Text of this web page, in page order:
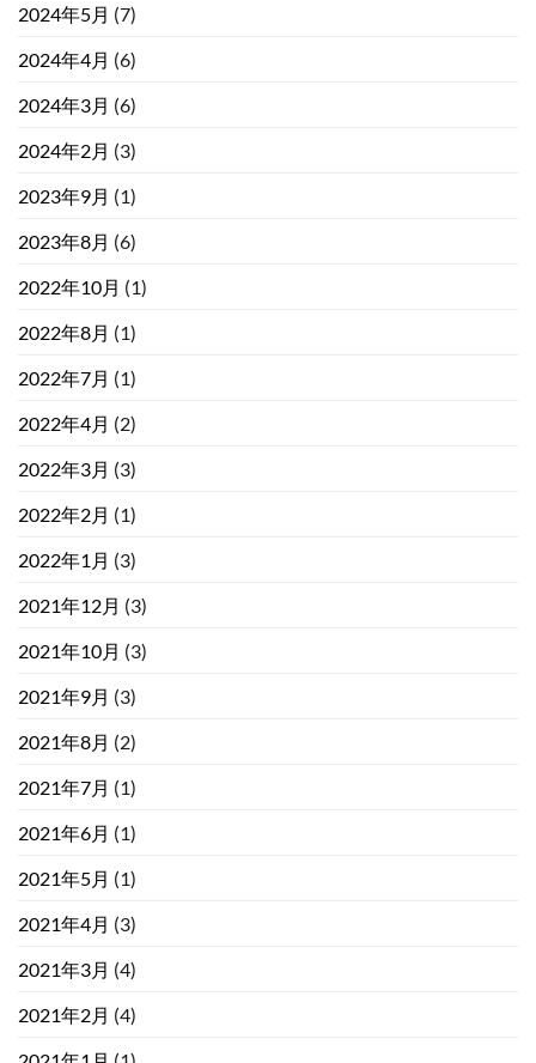
2024年5月 (7)
2024年4月 (6)
2024年3月 (6)
2024年2月 (3)
2023年9月 (1)
2023年8月 (6)
2022年10月 (1)
2022年8月 (1)
2022年7月 (1)
2022年4月 (2)
2022年3月 (3)
2022年2月 (1)
2022年1月 (3)
2021年12月 (3)
2021年10月 (3)
2021年9月 (3)
2021年8月 (2)
2021年7月 (1)
2021年6月 (1)
2021年5月 (1)
2021年4月 (3)
2021年3月 (4)
2021年2月 (4)